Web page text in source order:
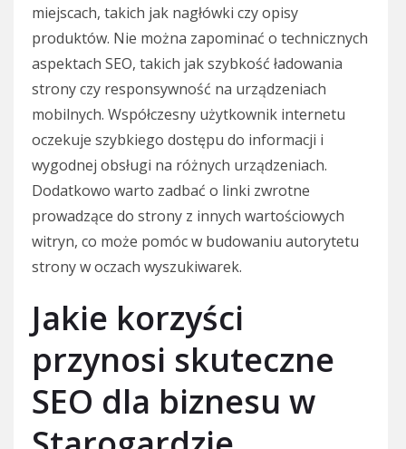
miejscach, takich jak nagłówki czy opisy
produktów. Nie można zapominać o technicznych
aspektach SEO, takich jak szybkość ładowania
strony czy responsywność na urządzeniach
mobilnych. Współczesny użytkownik internetu
oczekuje szybkiego dostępu do informacji i
wygodnej obsługi na różnych urządzeniach.
Dodatkowo warto zadbać o linki zwrotne
prowadzące do strony z innych wartościowych
witryn, co może pomóc w budowaniu autorytetu
strony w oczach wyszukiwarek.
Jakie korzyści
przynosi skuteczne
SEO dla biznesu w